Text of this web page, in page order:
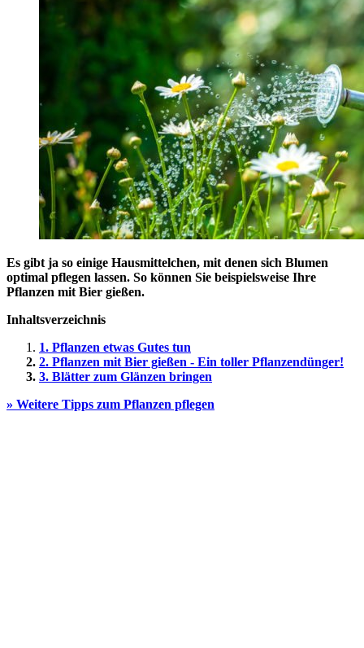
Es gibt ja so einige Hausmittelchen, mit denen sich Blumen
optimal pflegen lassen. So können Sie beispielsweise Ihre
Pflanzen mit Bier gießen.
Inhaltsverzeichnis
1. Pflanzen etwas Gutes tun
2. Pflanzen mit Bier gießen - Ein toller Pflanzendünger!
3. Blätter zum Glänzen bringen
» Weitere Tipps zum Pflanzen pflegen